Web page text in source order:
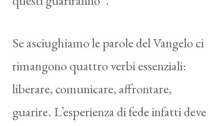
Se asciughiamo le parole del Vangelo ci
rimangono quattro verbi essenziali:
liberare, comunicare, affrontare,
guarire. L’esperienza di fede infatti deve